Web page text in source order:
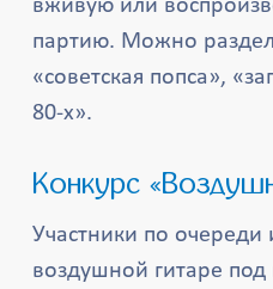
вживую или
партию. Можно
«советская попса»,
80-х».
Конкурс
Участники по очереди
воздушной гитаре